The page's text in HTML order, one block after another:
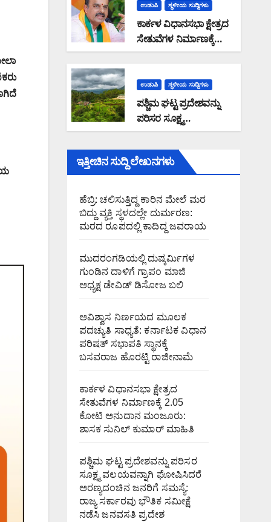
ಹೊರಟ್ಟಿ ರಾಜೀನಾಮೆ
ಉಡುಪಿ ಸ್ಥಳೀಯ ಸುದ್ದಿಗಳು
ಕಾರ್ಕಳ ವಿಧಾನಸಭಾ ಕ್ಷೇತ್ರದ
ಸೇತುವೆಗಳ ನಿರ್ಮಾಣಕ್ಕೆ
2.05 ಕೋಟಿ ಅನುದಾನ
ಕುಮಾರ್ ಮಾಹಿತಿ
ಉಡುಪಿ ಸ್ಥಳೀಯ ಸುದ್ದಿಗಳು
ಪಶ್ಚಿಮ ಘಟ್ಟ ಪ್ರದೇಶವನ್ನು
ಪರಿಸರ ಸೂಕ್ಷ್ಮ
ವಲಯವನ್ನಾಗಿ ಘೋಷಿಸಿದರೆ
ಅರಣ್ಯದಂಚಿನ ಜನರಿಗೆ
ಸಮಸ್ಯೆ: ರಾಜ್ಯ ಸರ್ಕಾರವು
ಭೌತಿಕ ಸಮೀಕ್ಷೆ ನಡೆಸಿ
ಜನವಸತಿ ಪ್ರದೇಶ
ವಿರಹಿತಗೊಳಿಸಿ ಜನರ
ಆತಂಕವನ್ನು ನಿವಾರಿಸಬೇಕು :
ಜಿಲ್ಲಾಧ್ಯಕ್ಷ ಗಂಗಾಧರ ಗೌಡ
ಆಗ್ರಹ
ಇತ್ತೀಚಿನ ಸುದ್ದಿ ಲೇಖನಗಳು
ಹೆಬ್ರಿ: ಚಲಿಸುತ್ತಿದ್ದ ಕಾರಿನ ಮೇಲೆ ಮರ
ಬಿದ್ದು ವ್ಯಕ್ತಿ ಸ್ಥಳದಲ್ಲೇ ದುರ್ಮರಣ:
ಮರದ ರೂಪದಲ್ಲಿ ಕಾದಿದ್ದ ಜವರಾಯ
ಮುದರಂಗಡಿಯಲ್ಲಿ ದುಷ್ಕರ್ಮಿಗಳ
ಗುಂಡಿನ ದಾಳಿಗೆ ಗ್ರಾಪಂ ಮಾಜಿ
ಅಧ್ಯಕ್ಷ ಡೇವಿಡ್ ಡಿಸೋಜ ಬಲಿ
ಅವಿಶ್ವಾಸ ನಿರ್ಣಯದ ಮೂಲಕ
ಪದಚ್ಯುತಿ ಸಾಧ್ಯತೆ: ಕರ್ನಾಟಕ ವಿಧಾನ
ಪರಿಷತ್ ಸಭಾಪತಿ ಸ್ಥಾನಕ್ಕೆ
ಬಸವರಾಜ ಹೊರಟ್ಟಿ ರಾಜೀನಾಮೆ
ಕಾರ್ಕಳ ವಿಧಾನಸಭಾ ಕ್ಷೇತ್ರದ
ಸೇತುವೆಗಳ ನಿರ್ಮಾಣಕ್ಕೆ 2.05
ಕೋಟಿ ಅನುದಾನ ಮಂಜೂರು:
ಶಾಸಕ ಸುನಿಲ್ ಕುಮಾರ್ ಮಾಹಿತಿ
ಪಶ್ಚಿಮ ಘಟ್ಟ ಪ್ರದೇಶವನ್ನು ಪರಿಸರ
ಸೂಕ್ಷ್ಮ ವಲಯವನ್ನಾಗಿ ಘೋಷಿಸಿದರೆ
ಅರಣ್ಯದಂಚಿನ ಜನರಿಗೆ ಸಮಸ್ಯೆ:
ರಾಜ್ಯ ಸರ್ಕಾರವು ಭೌತಿಕ ಸಮೀಕ್ಷೆ
ನಡೆಸಿ ಜನವಸತಿ ಪ್ರದೇಶ